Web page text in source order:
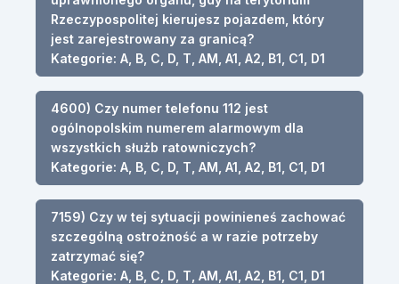
Rzeczypospolitej kierujesz pojazdem, który
jest zarejestrowany za granicą?
Kategorie: A, B, C, D, T, AM, A1, A2, B1, C1, D1
4600) Czy numer telefonu 112 jest
ogólnopolskim numerem alarmowym dla
wszystkich służb ratowniczych?
Kategorie: A, B, C, D, T, AM, A1, A2, B1, C1, D1
7159) Czy w tej sytuacji powinieneś zachować
szczególną ostrożność a w razie potrzeby
zatrzymać się?
Kategorie: A, B, C, D, T, AM, A1, A2, B1, C1, D1